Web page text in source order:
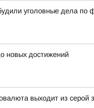
уголовные дела по
новых достижений
выходит из серой